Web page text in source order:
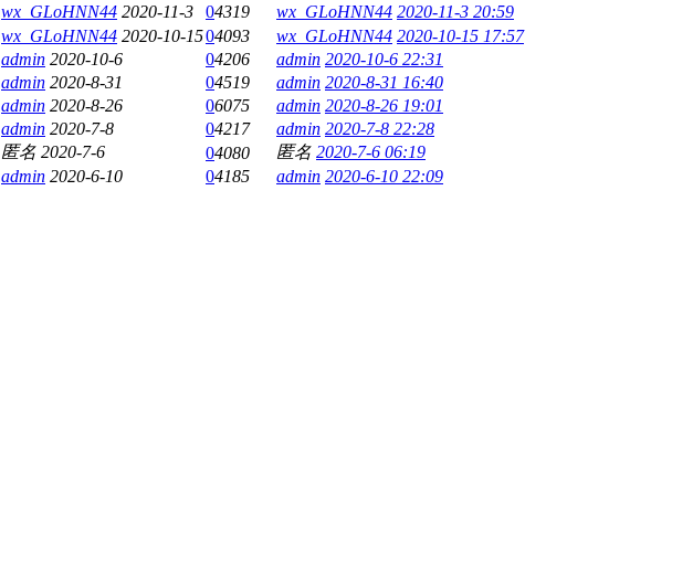
wx_GLoHNN44 2020-11-3 04319 wx_GLoHNN44 2020-11-3 20:59
wx_GLoHNN44 2020-10-1504093 wx_GLoHNN44 2020-10-15 17:57
admin 2020-10-6 04206 admin 2020-10-6 22:31
admin 2020-8-31 04519 admin 2020-8-31 16:40
admin 2020-8-26 06075 admin 2020-8-26 19:01
admin 2020-7-8 04217 admin 2020-7-8 22:28
匿名 2020-7-6 04080 匿名 2020-7-6 06:19
admin 2020-6-10 04185 admin 2020-6-10 22:09